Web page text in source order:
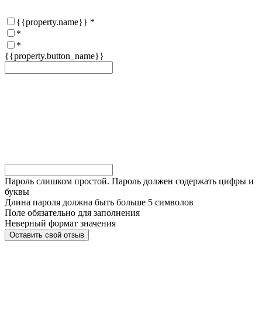
{{property.name}} *
*
*
{{property.button_name}}
Пароль слишком простой. Пароль должен содержать цифры и
буквы
Длина пароля должна быть больше 5 символов
Поле обязательно для заполнения
Неверный формат значения